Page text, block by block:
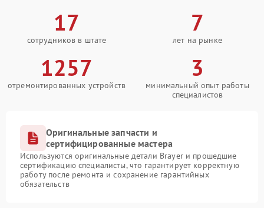
17
сотрудников в штате
7
лет на рынке
1257
отремонтированных устройств
3
минимальный опыт работы
специалистов
Оригинальные запчасти и
сертифицированные мастера
Используются оригинальные детали Brayer и прошедшие
сертификацию специалисты, что гарантирует корректную
работу после ремонта и сохранение гарантийных
обязательств